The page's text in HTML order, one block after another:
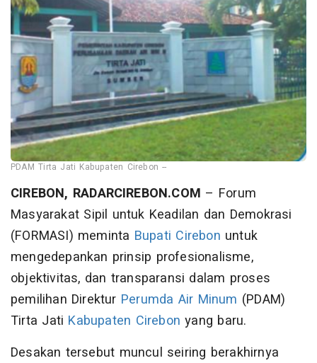
PDAM Tirta Jati Kabupaten Cirebon --
CIREBON, RADARCIREBON.COM – Forum
Masyarakat Sipil untuk Keadilan dan Demokrasi
(FORMASI) meminta Bupati Cirebon untuk
mengedepankan prinsip profesionalisme,
objektivitas, dan transparansi dalam proses
pemilihan Direktur Perumda Air Minum (PDAM)
Tirta Jati Kabupaten Cirebon yang baru.
Desakan tersebut muncul seiring berakhirnya